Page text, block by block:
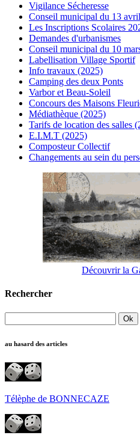
Vigilance Sécheresse
Conseil municipal du 13
Les Inscriptions Scolaires
Demandes d'urbanismes
Conseil municipal du 10
Labellisation Village Sportif
Info travaux (2025)
Camping des deux Ponts
Varbor et Beau-Soleil
Concours des Maisons
Médiathèque (2025)
Tarifs de location des salles
E.I.M.T (2025)
Composteur Collectif
Changements au sein du
Découvrir la
Rechercher
au hasard des articles
Télèphe de BONNECAZE